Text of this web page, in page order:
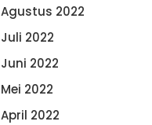
Agustus 2022
Juli 2022
Juni 2022
Mei 2022
April 2022